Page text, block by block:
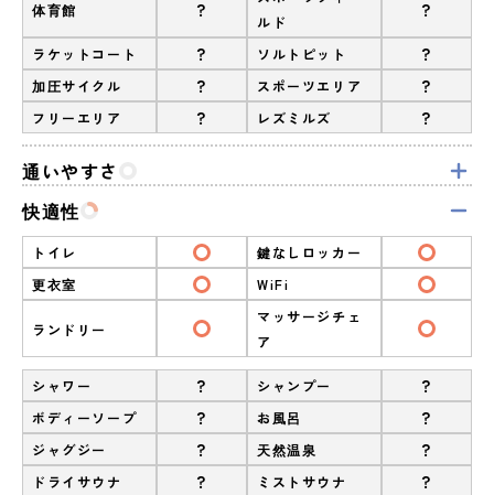
体育館 ?
ルド
?
ラケットコート ? ソルトピット ?
加圧サイクル ? スポーツエリア ?
フリーエリア ? レズミルズ ?
通いやすさ
快適性
トイレ
鍵なしロッカー
更衣室
WiFi
ランドリー
マッサージチェ
ア
シャワー ? シャンプー ?
ボディーソープ ? お風呂 ?
ジャグジー ? 天然温泉 ?
ドライサウナ ? ミストサウナ ?